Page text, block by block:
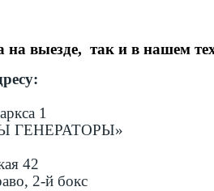
на выезде, так и в нашем
1
ГЕНЕРАТОРЫ»
42
2-й бокс